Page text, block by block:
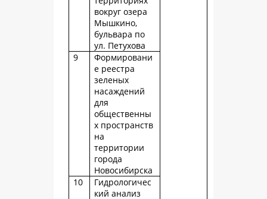
вокруг озера
Мышкино,
бульвара по
ул. Петухова
9
Формировани
е реестра
зеленых
насаждений
для
общественны
х пространств
на
территории
города
Новосибирска
10
Гидрологичес
кий анализ